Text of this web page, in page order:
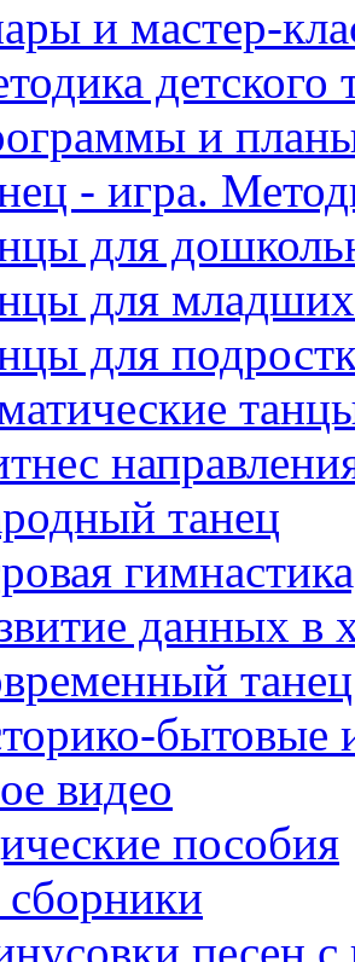
и мастер-
детского
и
- игра.
для
для
для
танец
данных в
танец
бытовые
видео
пособия